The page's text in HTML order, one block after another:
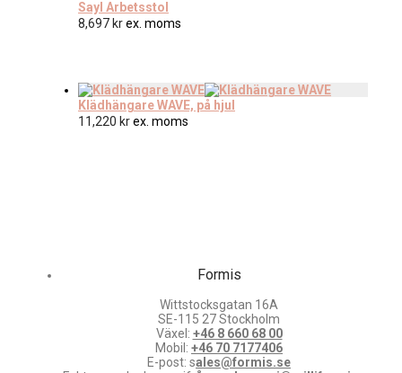
Sayl Arbetsstol
8,697krex. moms
Klädhängare WAVE, på hjul
11,220 krex. moms
Formis
Wittstocksgatan 16A
SE-115 27 Stockholm
Växel: +46 8 660 68 00
Mobil: +46 70 7177406
E-post: sales@formis.se